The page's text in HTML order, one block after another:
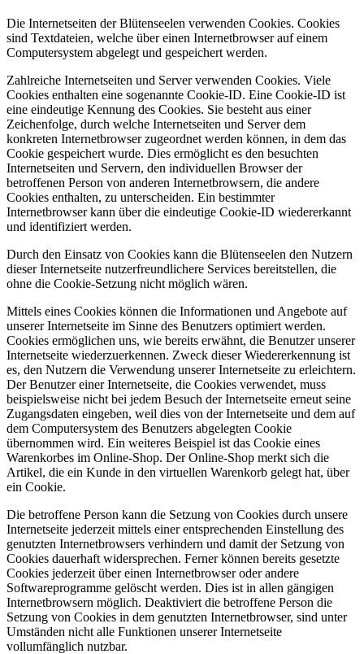
Die Internetseiten der Blütenseelen verwenden Cookies. Cookies
sind Textdateien, welche über einen Internetbrowser auf einem
Computersystem abgelegt und gespeichert werden.
Zahlreiche Internetseiten und Server verwenden Cookies. Viele
Cookies enthalten eine sogenannte Cookie-ID. Eine Cookie-ID ist
eine eindeutige Kennung des Cookies. Sie besteht aus einer
Zeichenfolge, durch welche Internetseiten und Server dem
konkreten Internetbrowser zugeordnet werden können, in dem das
Cookie gespeichert wurde. Dies ermöglicht es den besuchten
Internetseiten und Servern, den individuellen Browser der
betroffenen Person von anderen Internetbrowsern, die andere
Cookies enthalten, zu unterscheiden. Ein bestimmter
Internetbrowser kann über die eindeutige Cookie-ID wiedererkannt
und identifiziert werden.
Durch den Einsatz von Cookies kann die Blütenseelen den Nutzern
dieser Internetseite nutzerfreundlichere Services bereitstellen, die
ohne die Cookie-Setzung nicht möglich wären.
Mittels eines Cookies können die Informationen und Angebote auf
unserer Internetseite im Sinne des Benutzers optimiert werden.
Cookies ermöglichen uns, wie bereits erwähnt, die Benutzer unserer
Internetseite wiederzuerkennen. Zweck dieser Wiedererkennung ist
es, den Nutzern die Verwendung unserer Internetseite zu erleichtern.
Der Benutzer einer Internetseite, die Cookies verwendet, muss
beispielsweise nicht bei jedem Besuch der Internetseite erneut seine
Zugangsdaten eingeben, weil dies von der Internetseite und dem auf
dem Computersystem des Benutzers abgelegten Cookie
übernommen wird. Ein weiteres Beispiel ist das Cookie eines
Warenkorbes im Online-Shop. Der Online-Shop merkt sich die
Artikel, die ein Kunde in den virtuellen Warenkorb gelegt hat, über
ein Cookie.
Die betroffene Person kann die Setzung von Cookies durch unsere
Internetseite jederzeit mittels einer entsprechenden Einstellung des
genutzten Internetbrowsers verhindern und damit der Setzung von
Cookies dauerhaft widersprechen. Ferner können bereits gesetzte
Cookies jederzeit über einen Internetbrowser oder andere
Softwareprogramme gelöscht werden. Dies ist in allen gängigen
Internetbrowsern möglich. Deaktiviert die betroffene Person die
Setzung von Cookies in dem genutzten Internetbrowser, sind unter
Umständen nicht alle Funktionen unserer Internetseite
vollumfänglich nutzbar.